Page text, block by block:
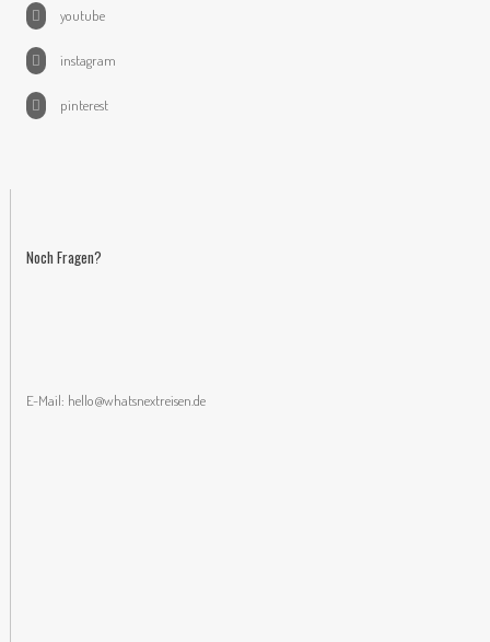
youtube
instagram
pinterest
Noch Fragen?
E-Mail: hello@whatsnextreisen.de